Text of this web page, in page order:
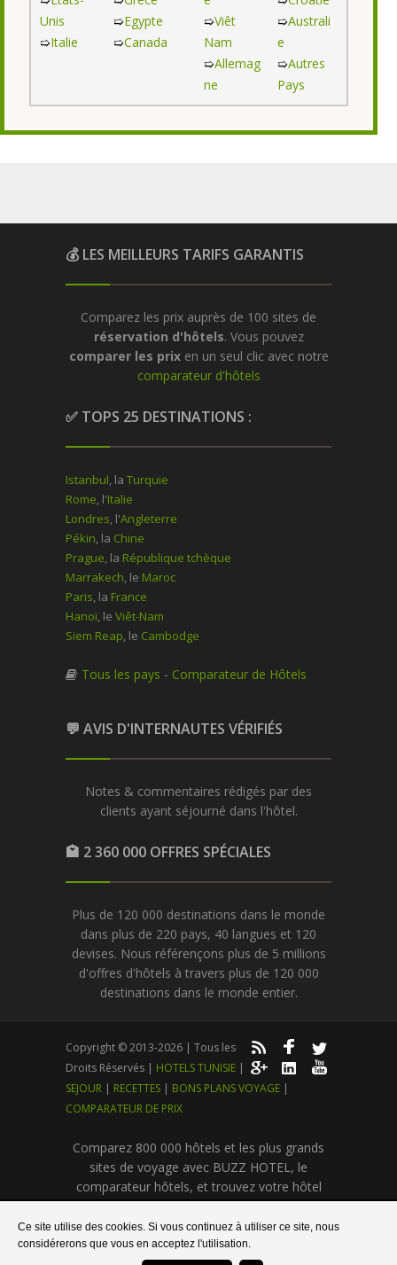
Unis
➯Italie
➯Egypte
➯Canada
➯Viêt
Nam
➯Allemag
ne
➯Australi
e
➯Autres
Pays
💰 LES MEILLEURS TARIFS GARANTIS
Comparez les prix auprès de 100 sites de
réservation d'hôtels. Vous pouvez
comparer les prixen un seul clic avec notre
comparateur d'hôtels
✅ TOPS 25 DESTINATIONS :
Istanbul, la Turquie
Rome, l'Italie
Londres, l'Angleterre
Pékin, la Chine
Prague, la République tchèque
Marrakech, le Maroc
Paris, la France
Hanoï, le Viêt-Nam
Siem Reap, le Cambodge
Tous les pays - Comparateur de Hôtels
💬 AVIS D'INTERNAUTES VÉRIFIÉS
Notes & commentaires rédigés par des
clients ayant séjourné dans l'hôtel.
🏩 2 360 000 OFFRES SPÉCIALES
Plus de 120 000 destinations dans le monde
dans plus de 220 pays, 40 langues et 120
devises. Nous référençons plus de 5 millions
d'offres d'hôtels à travers plus de 120 000
destinations dans le monde entier.
Copyright © 2013-2026 | Tous les
Droits Réservés | HOTELS TUNISIE |
SEJOUR | RECETTES | BONS PLANS VOYAGE |
COMPARATEUR DE PRIX
Comparez 800 000 hôtels et les plus grands
sites de voyage avec BUZZ HOTEL, le
comparateur hôtels, et trouvez votre hôtel
pas cher au meilleur prix
Ce site utilise des cookies. Si vous continuez à utiliser ce site, nous
considérerons que vous en acceptez l'utilisation.